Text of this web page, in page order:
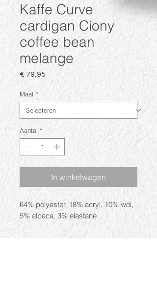
Kaffe Curve
cardigan Ciony
coffee bean
melange
€ 79,95
Maat *
Aantal *
In winkelwagen
64% polyester, 18% acryl, 10% wol,
5% alpaca, 3% elastane